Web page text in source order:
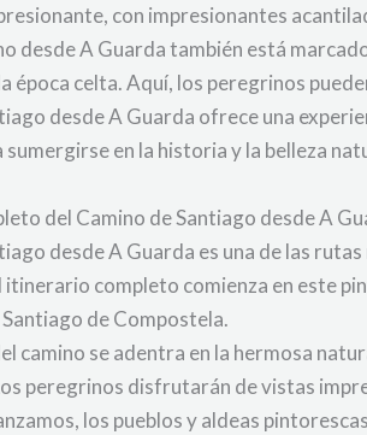
con impresionantes
desde A Guarda también está
época celta. Aquí, los peregrinos
desde A Guarda ofrece una
en la historia y la belleza
del Camino de Santiago desde A
desde A Guarda es una de las
itinerario completo comienza en este
de Compostela.
camino se adentra en la hermosa
peregrinos disfrutarán de vistas
los pueblos y aldeas